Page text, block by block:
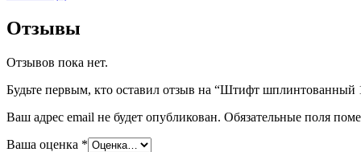
Отзывы
Отзывов пока нет.
Будьте первым, кто оставил отзыв на “Штифт шплинтованный
Ваш адрес email не будет опубликован. Обязательные поля
Ваша оценка *